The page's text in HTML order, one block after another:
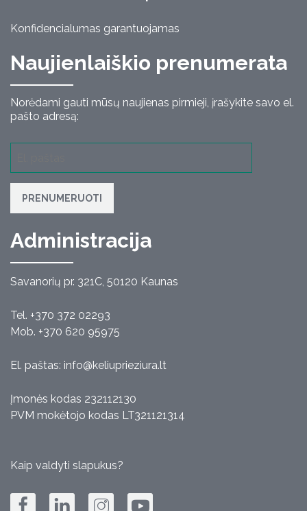
Konfidencialumas garantuojamas
Naujienlaiškio prenumerata
Norėdami gauti mūsų naujienas pirmieji, įrašykite savo el.
pašto adresą:
PRENUMERUOTI
Administracija
Savanorių pr. 321C, 50120 Kaunas
Tel. +370 372 02293
Mob. +370 620 95975
El. paštas: info@keliuprieziura.lt
Įmonės kodas 232112130
PVM mokėtojo kodas LT321121314
Kaip valdyti slapukus?